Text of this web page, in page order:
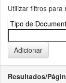
Utilizar filtros para
Resultados/